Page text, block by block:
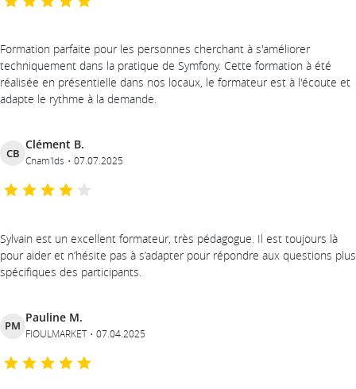
Formation parfaite pour les personnes cherchant à s'améliorer
techniquement dans la pratique de Symfony. Cette formation à été
réalisée en présentielle dans nos locaux, le formateur est à l'écoute et
adapte le rythme à la demande.
CB
Clément B.
Cnam'Ids 07.07.2025
Sylvain est un excellent formateur, très pédagogue. Il est toujours là
pour aider et n’hésite pas à s’adapter pour répondre aux questions plus
spécifiques des participants.
PM
Pauline M.
FIOULMARKET 07.04.2025